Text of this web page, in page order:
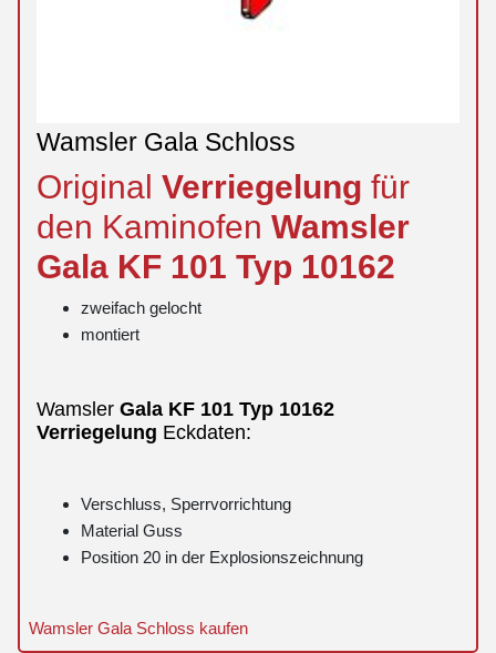
Wamsler Gala Schloss
Original Verriegelung für
den Kaminofen Wamsler
Gala KF 101 Typ 10162
zweifach gelocht
montiert
Wamsler Gala KF 101 Typ 10162
Verriegelung Eckdaten:
Verschluss, Sperrvorrichtung
Material Guss
Position 20 in der Explosionszeichnung
Wamsler Gala Schloss kaufen